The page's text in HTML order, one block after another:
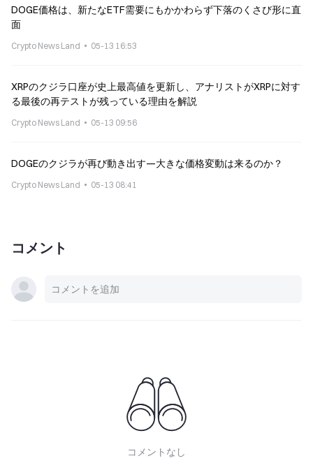
DOGE価格は、新たなETF需要にもかかわらず下落のくさび形に直
面
Crypto News Land 05-13 16:53
XRPのクジラ口座が史上最高値を更新し、アナリストがXRPに対す
る最後の再テストが残っている理由を解説
Crypto News Land 05-13 09:56
DOGEのクジラが再び動き出す—大きな価格変動は来るのか？
Crypto News Land 05-13 08:41
コメント
コメントなし